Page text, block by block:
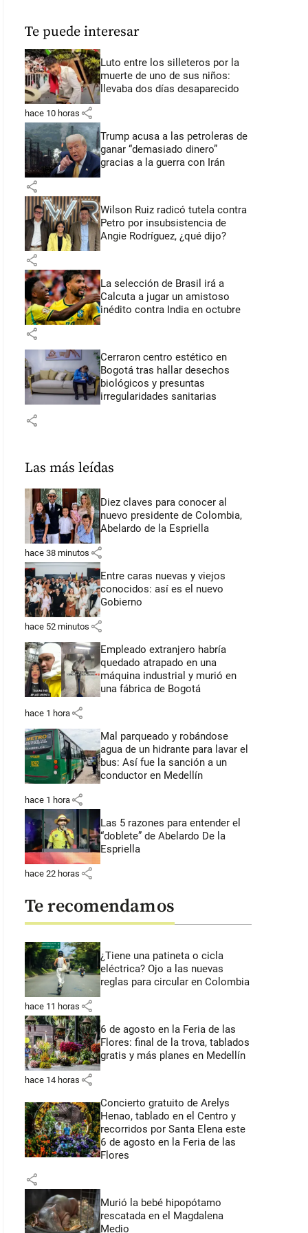
Te puede interesar
Luto entre los silleteros por la
muerte de uno de sus niños:
llevaba dos días desaparecido
hace 10 horas share
Trump acusa a las petroleras de
ganar “demasiado dinero”
gracias a la guerra con Irán
share
Wilson Ruiz radicó tutela contra
Petro por insubsistencia de
Angie Rodríguez, ¿qué dijo?
share
La selección de Brasil irá a
Calcuta a jugar un amistoso
inédito contra India en octubre
share
Cerraron centro estético en
Bogotá tras hallar desechos
biológicos y presuntas
irregularidades sanitarias
share
Las más leídas
Diez claves para conocer al
nuevo presidente de Colombia,
Abelardo de la Espriella
hace 38 minutos share
Entre caras nuevas y viejos
conocidos: así es el nuevo
Gobierno
hace 52 minutos share
Empleado extranjero habría
quedado atrapado en una
máquina industrial y murió en
una fábrica de Bogotá
hace 1 hora share
Mal parqueado y robándose
agua de un hidrante para lavar el
bus: Así fue la sanción a un
conductor en Medellín
hace 1 hora share
Las 5 razones para entender el
“doblete” de Abelardo De la
Espriella
hace 22 horas share
Te recomendamos
¿Tiene una patineta o cicla
eléctrica? Ojo a las nuevas
reglas para circular en Colombia
hace 11 horas share
6 de agosto en la Feria de las
Flores: final de la trova, tablados
gratis y más planes en Medellín
hace 14 horas share
Concierto gratuito de Arelys
Henao, tablado en el Centro y
recorridos por Santa Elena este
6 de agosto en la Feria de las
Flores
share
Murió la bebé hipopótamo
rescatada en el Magdalena
Medio